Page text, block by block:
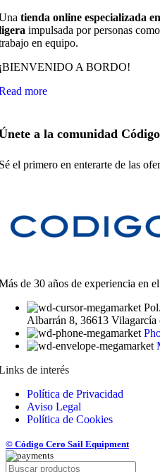
tienda online especializada
impulsada por personas
en equipo.
A BORDO!
more
a la comunidad
el primero en enterarte de las
de 30 años de experiencia en
Albarrán 8, 36613 Vilagarcía
de interés
Política de Privacidad
Aviso Legal
Política de Cookies
© Código Cero Sail Equipment